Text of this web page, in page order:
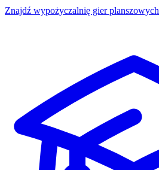
Znajdź wypożyczalnię gier planszowych